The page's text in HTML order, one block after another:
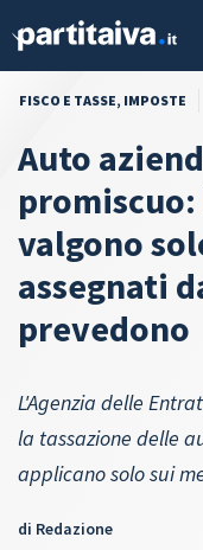
FISCO E TASSE, IMPOSTE
Auto
valgono
assegnati
prevedono
L'Agenzia delle
la tassazione delle
applicano solo sui
di Redazione